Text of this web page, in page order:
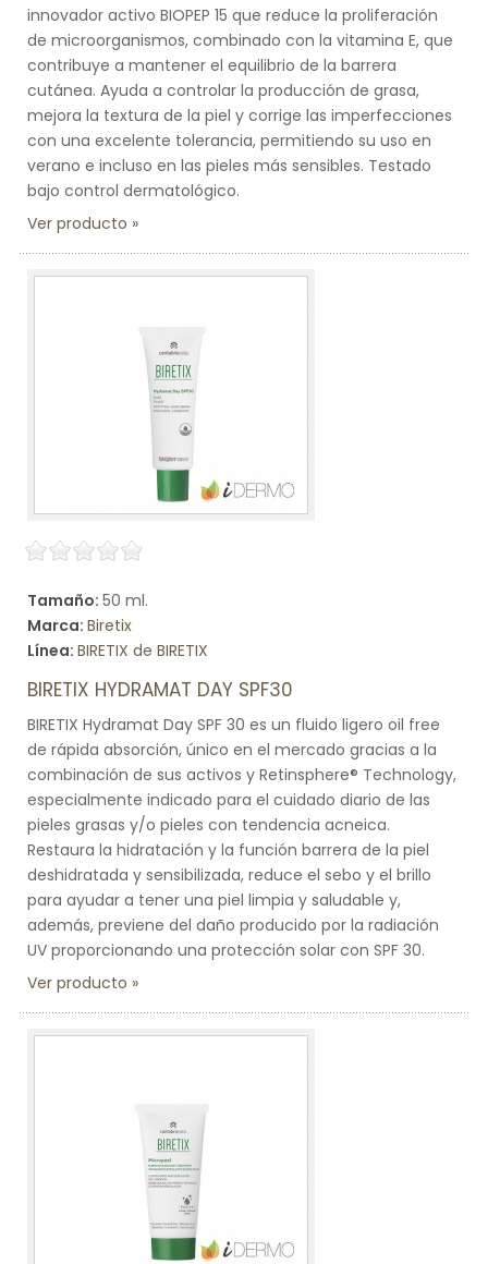
innovador activo BIOPEP 15 que reduce la proliferación
de microorganismos, combinado con la vitamina E, que
contribuye a mantener el equilibrio de la barrera
cutánea. Ayuda a controlar la producción de grasa,
mejora la textura de la piel y corrige las imperfecciones
con una excelente tolerancia, permitiendo su uso en
verano e incluso en las pieles más sensibles. Testado
bajo control dermatológico.
Ver producto
Tamaño: 50 ml.
Marca: Biretix
Línea: BIRETIX de BIRETIX
BIRETIX HYDRAMAT DAY SPF30
BIRETIX Hydramat Day SPF 30 es un fluido ligero oil free
de rápida absorción, único en el mercado gracias a la
combinación de sus activos y Retinsphere® Technology,
especialmente indicado para el cuidado diario de las
pieles grasas y/o pieles con tendencia acneica.
Restaura la hidratación y la función barrera de la piel
deshidratada y sensibilizada, reduce el sebo y el brillo
para ayudar a tener una piel limpia y saludable y,
además, previene del daño producido por la radiación
UV proporcionando una protección solar con SPF 30.
Ver producto